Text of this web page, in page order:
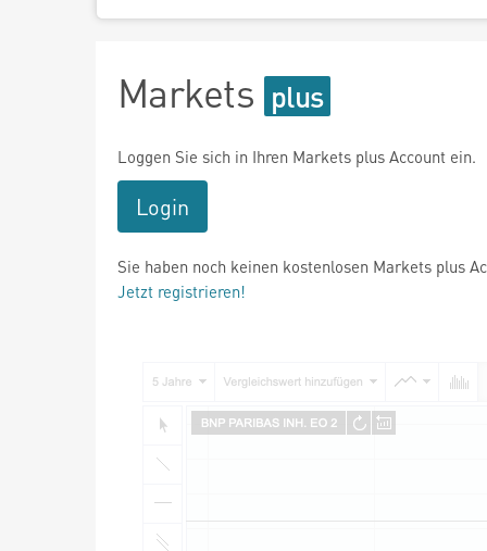
Markets
Loggen Sie sich in Ihren Markets plus Account ein.
Login
Sie haben noch keinen kostenlosen Markets plus
Jetzt registrieren!